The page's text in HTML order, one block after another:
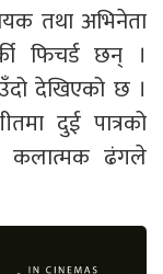
तथा अभिनेता
फिचर्ड छन् ।
देखिएको छ ।
दुई पात्रको
कलात्मक ढंगले